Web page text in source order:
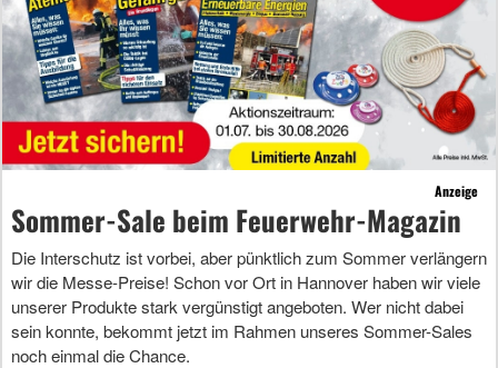
Anzeige
Sommer-Sale beim Feuerwehr-Magazin
Die Interschutz ist vorbei, aber pünktlich zum Sommer verlängern
wir die Messe-Preise! Schon vor Ort in Hannover haben wir viele
unserer Produkte stark vergünstigt angeboten. Wer nicht dabei
sein konnte, bekommt jetzt im Rahmen unseres Sommer-Sales
noch einmal die Chance.